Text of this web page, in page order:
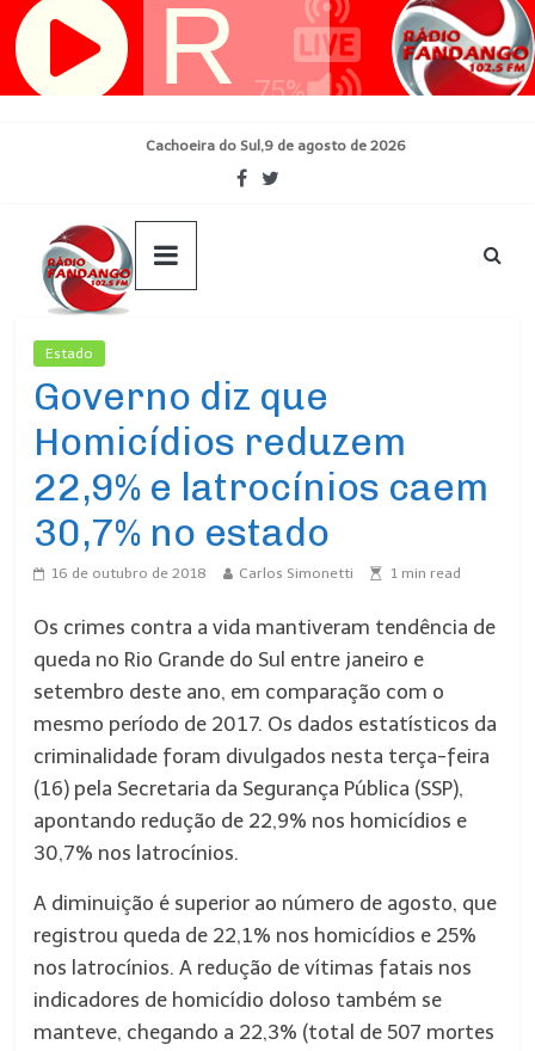
Pular
para
Cachoeira do Sul,9 de agosto de 2026
Estado
Governo diz que
Homicídios reduzem
22,9% e latrocínios caem
30,7% no estado
16 de outubro de 2018 Carlos Simonetti 1 min read
Os crimes contra a vida mantiveram tendência de
queda no Rio Grande do Sul entre janeiro e
setembro deste ano, em comparação com o
mesmo período de 2017. Os dados estatísticos da
criminalidade foram divulgados nesta terça-feira
(16) pela Secretaria da Segurança Pública (SSP),
apontando redução de 22,9% nos homicídios e
30,7% nos latrocínios.
A diminuição é superior ao número de agosto, que
registrou queda de 22,1% nos homicídios e 25%
nos latrocínios. A redução de vítimas fatais nos
indicadores de homicídio doloso também se
manteve, chegando a 22,3% (total de 507 mortes